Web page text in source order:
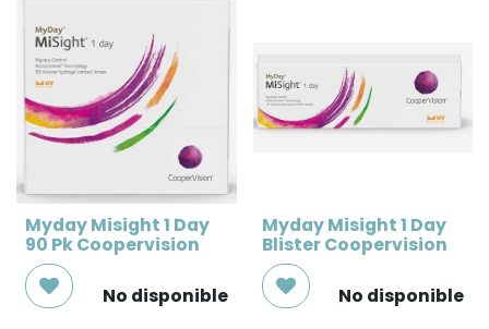
Myday Misight 1 Day
90 Pk Coopervision
No disponible
Myday Misight 1 Day
Blister Coopervision
No disponible